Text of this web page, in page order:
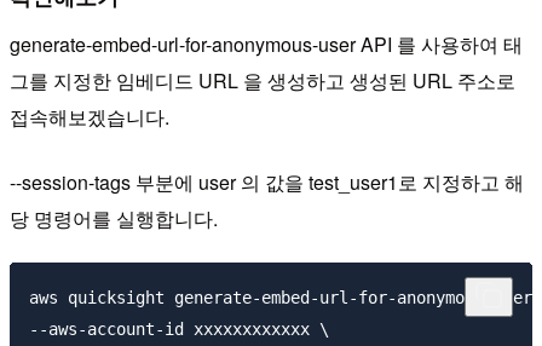
generate-embed-url-for-anonymous-user API 를 사용하여 태
그를 지정한 임베디드 URL 을 생성하고 생성된 URL 주소로
접속해보겠습니다.
--session-tags 부분에 user 의 값을 test_user1로 지정하고 해
당 명령어를 실행합니다.
aws quicksight generate-embed-url-for-anonymous-
--aws-account-id xxxxxxxxxxxx \